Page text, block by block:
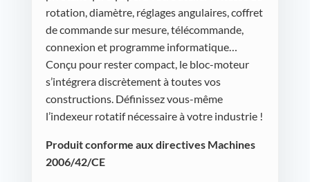
rotation, diamètre, réglages angulaires, coffret
de commande sur mesure, télécommande,
connexion et programme informatique…
Conçu pour rester compact, le bloc-moteur
s’intégrera discrètement à toutes vos
constructions. Définissez vous-même
l’indexeur rotatif nécessaire à votre industrie !
Produit conforme aux directives Machines
2006/42/CE